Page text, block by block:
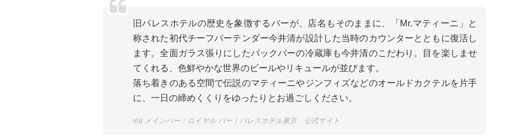
旧パレスホテルの歴史を象徴するバーが、店名もそのままに、「Mr.マティーニ」と
称された初代チーフバーテンダー今井清が設計した当時のカウンターとともに復活し
ます。全面ガラス張りにしたバックバーの冷蔵庫も今井清のこだわり。目を楽しませ
てくれる、色鮮やかな世界のビールやリキュールが並びます。
落ち着きのある空間で伝説のマティーニやジンフィズなどのオールドカクテルを片手
に、一日の締めくくりをゆったりとお過ごしください。
via メインバー：ロイヤル バー｜パレスホテル東京 公式サイト